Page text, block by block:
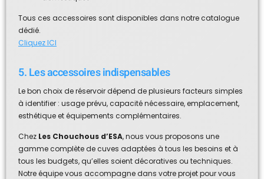
Tous ces accessoires sont disponibles dans notre catalogue
dédié.
Cliquez ICI
5. Les accessoires indispensables
Le bon choix de réservoir dépend de plusieurs facteurs simples
à identifier : usage prévu, capacité nécessaire, emplacement,
esthétique et équipements complémentaires.
Chez Les Chouchous d’ESA, nous vous proposons une
gamme complète de cuves adaptées à tous les besoins et à
tous les budgets, qu’elles soient décoratives ou techniques.
Notre équipe vous accompagne dans votre projet pour vous